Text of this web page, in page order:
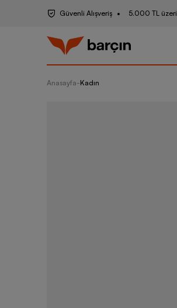
Güvenli Alışveriş 5.000 TL üzeri
Anasayfa-Kadın